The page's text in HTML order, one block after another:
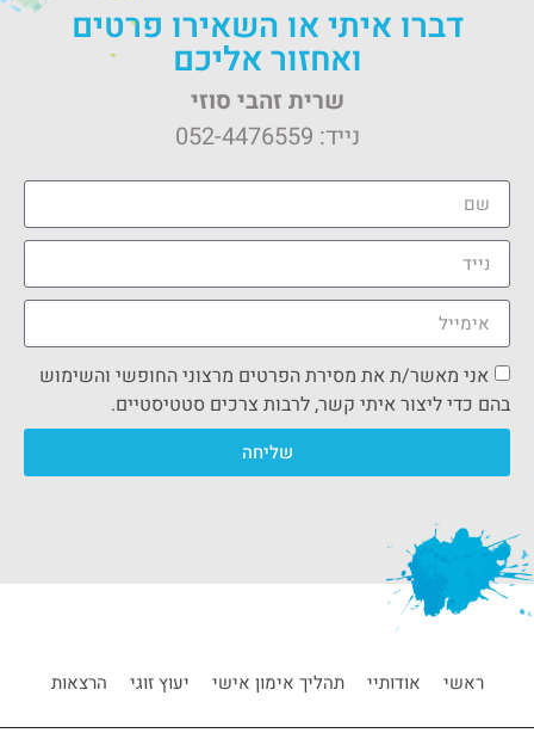
דברו איתי או השאירו פרטים
ואחזור אליכם
שרית זהבי סוזי
נייד: 052-4476559
אני מאשר/ת את מסירת הפרטים מרצוני החופשי והשימוש
בהם כדי ליצור איתי קשר, לרבות צרכים סטטיסטיים.
שליחה
ראשי אודותיי תהליך אימון אישי יעוץ זוגי הרצאות